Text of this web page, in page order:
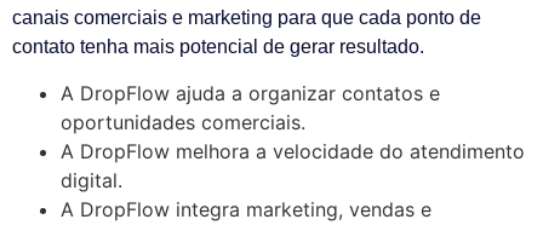
canais comerciais e marketing para que cada ponto de
contato tenha mais potencial de gerar resultado.
A DropFlow ajuda a organizar contatos e
oportunidades comerciais.
A DropFlow melhora a velocidade do atendimento
digital.
A DropFlow integra marketing, vendas e